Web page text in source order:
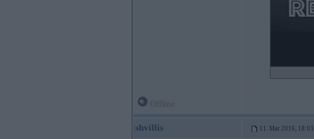
shvillis 11. Mar 2016, 18:01